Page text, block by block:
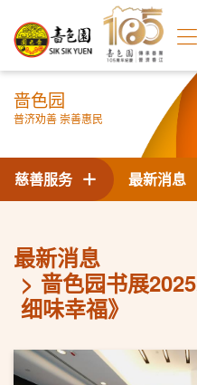
啬色园
普济劝善 崇善惠民
最新消息
慈善服务
最新消息
啬色园书展
细味幸福》